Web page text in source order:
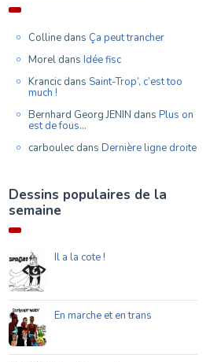
Colline dans Ça peut trancher
Morel dans Idée fisc
Krancic dans Saint-Trop’, c’est too
much !
Bernhard Georg JENIN dans Plus on
est de fous…
carboulec dans Dernière ligne droite
Dessins populaires de la
semaine
Il a la cote !
En marche et en trans